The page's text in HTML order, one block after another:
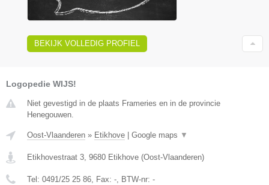
BEKIJK VOLLEDIG PROFIEL
Logopedie WIJS!
Niet gevestigd in de plaats Frameries en in de provincie
Henegouwen.
Oost-Vlaanderen » Etikhove Google maps ▼
Etikhovestraat 3, 9680 Etikhove (Oost-Vlaanderen)
Tel: 0491/25 25 86, Fax: -, BTW-nr: -